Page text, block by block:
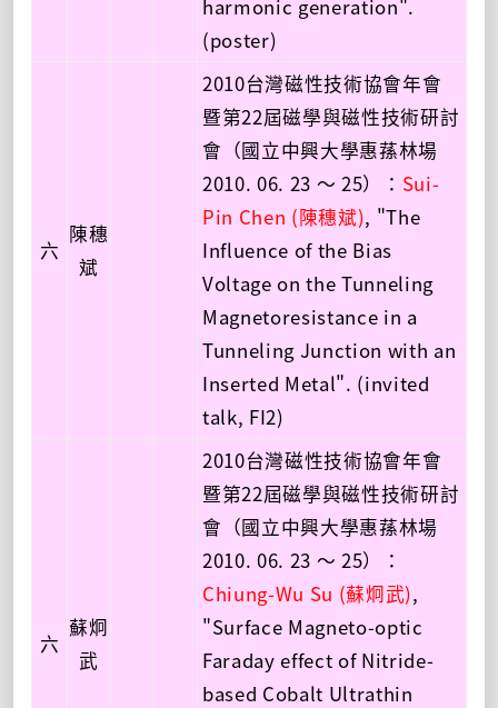
harmonic generation".
(poster)
六
陳穗
斌
2010台灣磁性技術協會年會
暨第22屆磁學與磁性技術研討
會（國立中興大學惠蓀林場
2010. 06. 23 ～ 25）： Sui-
Pin Chen (陳穗斌), "The
Influence of the Bias
Voltage on the Tunneling
Magnetoresistance in a
Tunneling Junction with an
Inserted Metal". (invited
talk, FI2)
六
蘇炯
武
2010台灣磁性技術協會年會
暨第22屆磁學與磁性技術研討
會（國立中興大學惠蓀林場
2010. 06. 23 ～ 25）：
Chiung-Wu Su (蘇炯武),
"Surface Magneto-optic
Faraday effect of Nitride-
based Cobalt Ultrathin